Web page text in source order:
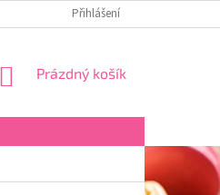
Přihlášení
NÁKUPNÍ
Prázdný košík